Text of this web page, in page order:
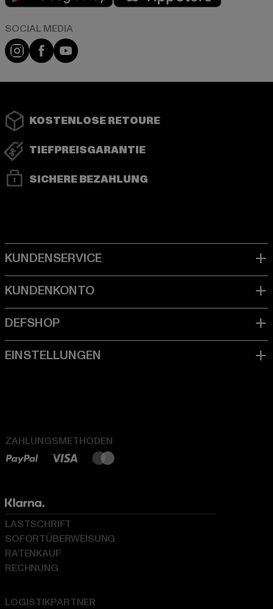
Instagram
FacebookYouTube
KOSTENLOSE RETOURE
TIEFPREISGARANTIE
SICHERE BEZAHLUNG
ZAHLUNGSMETHODEN
LOGISTIKPARTNER
LASTSCHRIFT
SOFORTÜBERWEISUNG
RATENKAUF
RECHNUNG